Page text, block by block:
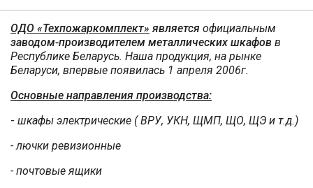
ОДО «Техпожаркомплект» является официальным
заводом-производителем металлических шкафов в
Республике Беларусь. Наша продукция, на рынке
Беларуси, впервые появилась 1 апреля 2006г.
Основные направления производства:
- шкафы электрические ( ВРУ, УКН, ЩМП, ЩО, ЩЭ и т.д.)
- лючки ревизионные
- почтовые ящики